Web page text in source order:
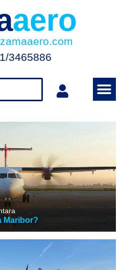
aero
3465886
Maribor?